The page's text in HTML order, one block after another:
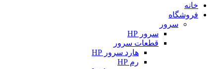
خانه
فروشگاه
سرور
سرور HP
قطعات سرور
هارد سرور HP
رم HP